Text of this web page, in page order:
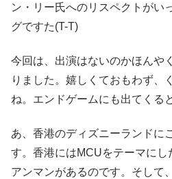
ン・リー氏へのリスペクトがい
グですた(T-T)
今回は、出演はないのかほんや
りました。嬉しくておもわず、
ね。エンドゲームにも出てくる
あ、香港のディズニーランドに
す。香港にはMCUをテーマにし
アンマンがあるのです。そして